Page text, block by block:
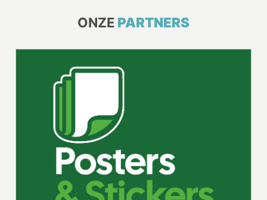
ONZE PARTNERS